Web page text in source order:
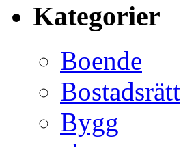
Kategorier
Boende
Bostadsrätt
Bygg